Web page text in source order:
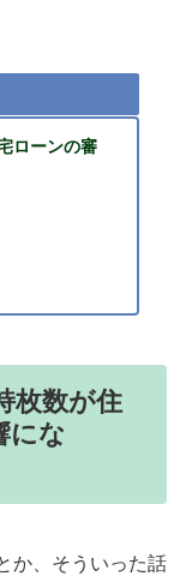
ローンの審
枚数が住
にな
か、そういった話